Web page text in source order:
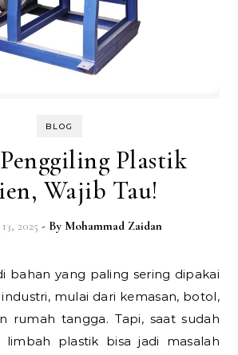
BLOG
Plastik
Wajib Tau!
2025 - By Mohammad Zaidan
mulai dari kemasan, botol,
rumah tangga. Tapi, saat sudah
limbah plastik bisa jadi masalah